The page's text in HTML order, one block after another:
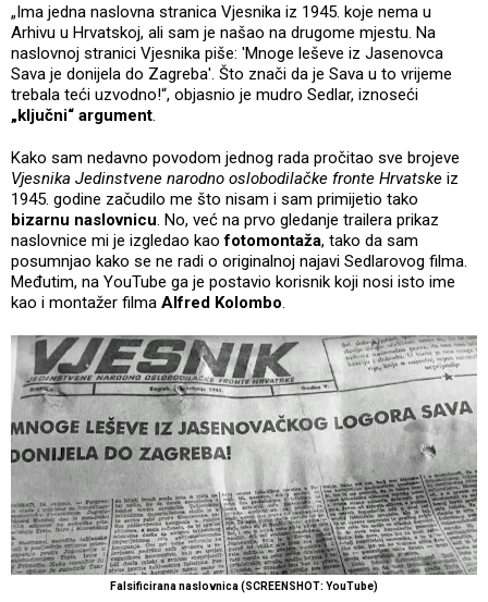
„Ima jedna naslovna stranica Vjesnika iz 1945. koje nema u
Arhivu u Hrvatskoj, ali sam je našao na drugome mjestu. Na
naslovnoj stranici Vjesnika piše: 'Mnoge leševe iz Jasenovca
Sava je donijela do Zagreba'. Što znači da je Sava u to vrijeme
trebala teći uzvodno!“, objasnio je mudro Sedlar, iznoseći
„ključni“ argument.
Kako sam nedavno povodom jednog rada pročitao sve brojeve
Vjesnika Jedinstvene narodno oslobodilačke fronte Hrvatske iz
1945. godine začudilo me što nisam i sam primijetio tako
bizarnu naslovnicu. No, već na prvo gledanje trailera prikaz
naslovnice mi je izgledao kaofotomontaža, tako da sam
posumnjao kako se ne radi o originalnoj najavi Sedlarovog filma.
Međutim, na YouTube ga je postavio korisnik koji nosi isto ime
kao i montažer filma Alfred Kolombo.
Falsificirana naslovnica (SCREENSHOT: YouTube)